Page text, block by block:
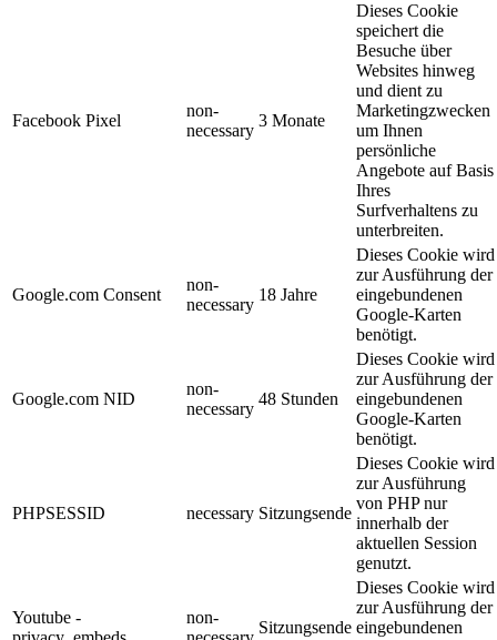
Facebook Pixel
non-
necessary
3 Monate
Dieses Cookie
speichert die
Besuche über
Websites hinweg
und dient zu
Marketingzwecken
um Ihnen
persönliche
Angebote auf Basis
Ihres
Surfverhaltens zu
unterbreiten.
Google.com Consent
non-
necessary
18 Jahre
Dieses Cookie wird
zur Ausführung der
eingebundenen
Google-Karten
benötigt.
Google.com NID
non-
necessary
48 Stunden
Dieses Cookie wird
zur Ausführung der
eingebundenen
Google-Karten
benötigt.
PHPSESSID necessary Sitzungsende
Dieses Cookie wird
zur Ausführung
von PHP nur
innerhalb der
aktuellen Session
genutzt.
Youtube -
non-
Sitzungsende
Dieses Cookie wird
zur Ausführung der
eingebundenen